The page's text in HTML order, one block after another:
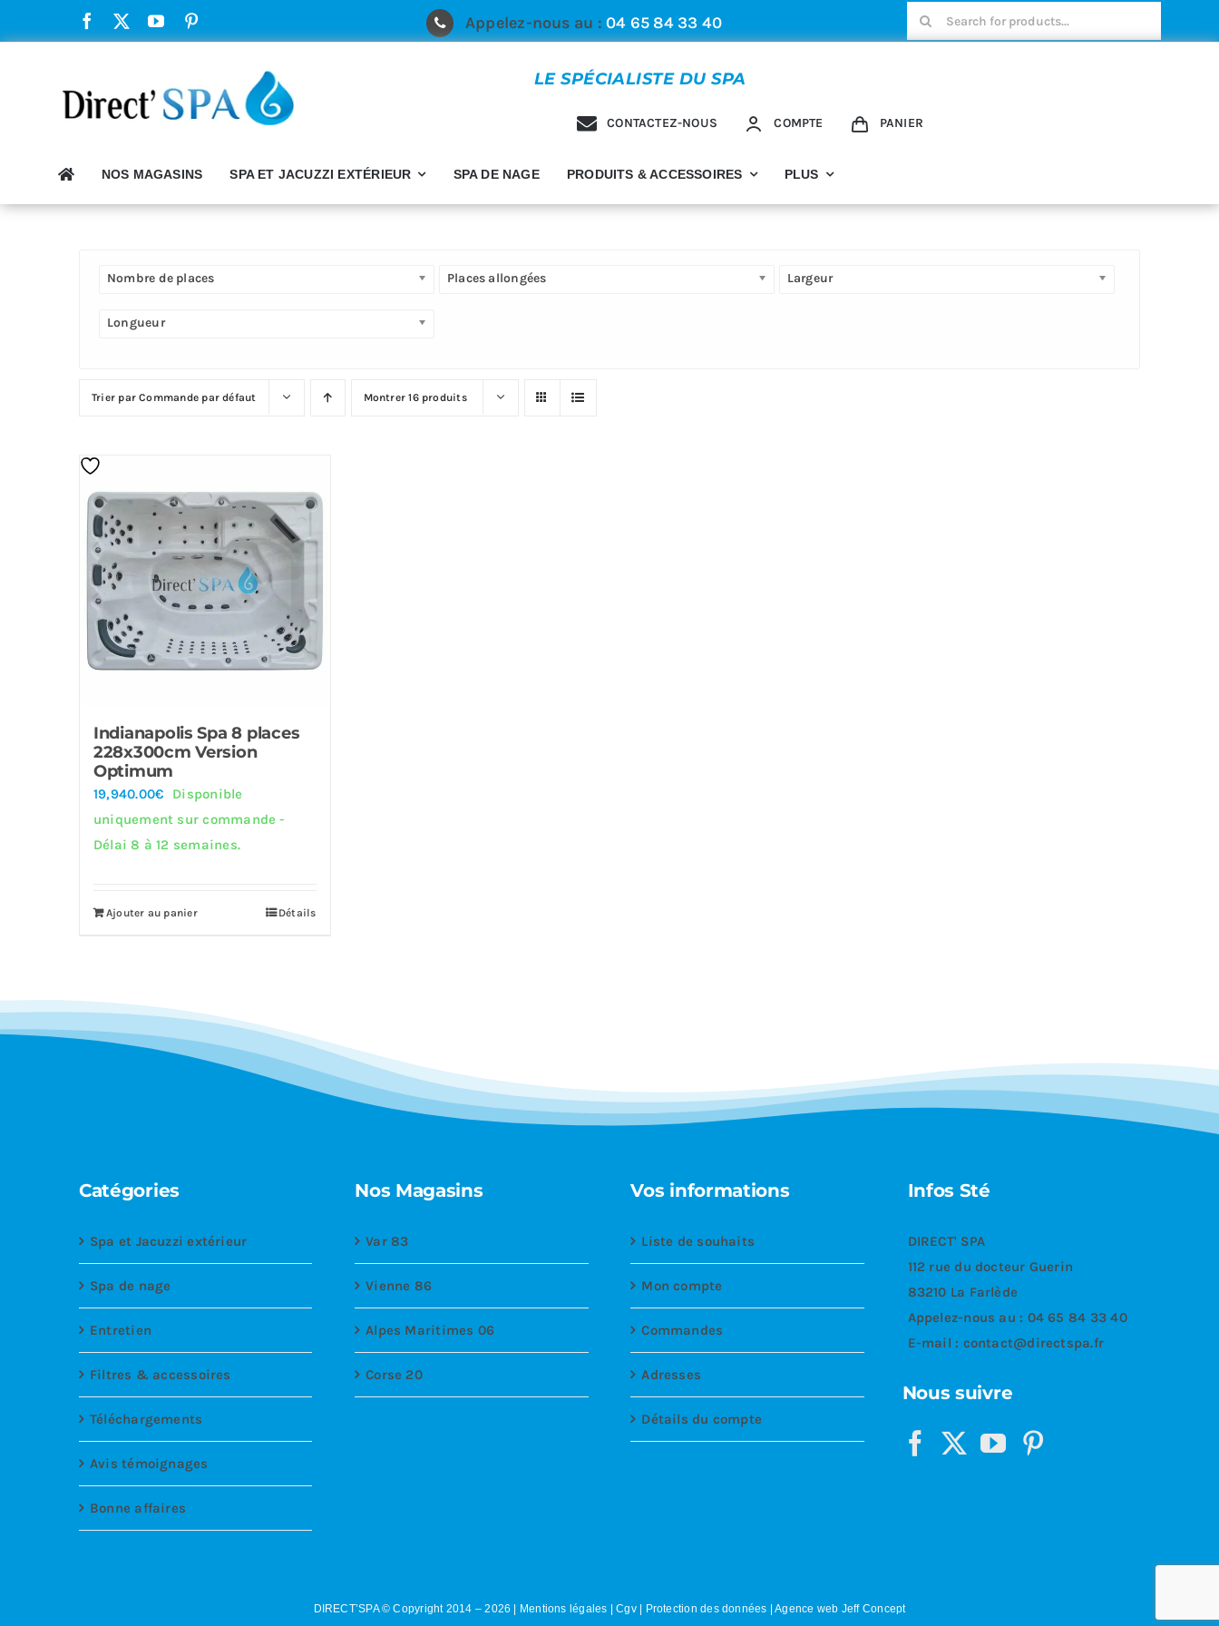
au
Appelez-nous au :04 65 84 33 40 Rechercher:
LE SPÉCIALISTE DU SPA
CONTACTEZ-NOUS COMPTE PANIER
NOS MAGASINS SPA ET JACUZZI EXTÉRIEUR SPA DE NAGE PRODUITS & ACCESSOIRES PLUS
Nombre de places Places allongées Largeur
Longueur
Trier parCommande par défaut Montrer16 produits
Indianapolis Spa 8 places
228x300cm Version
Optimum
19,940.00€
Disponible
uniquement sur commande -
Délai 8 à 12 semaines.
Ajouter au panier Détails
Catégories
Spa et Jacuzzi extérieur
Spa de nage
Entretien
Filtres & accessoires
Téléchargements
Avis témoignages
Bonne affaires
Nos Magasins
Var 83
Vienne 86
Alpes Maritimes 06
Corse 20
Vos informations
Liste de souhaits
Mon compte
Commandes
Adresses
Détails du compte
Infos Sté
DIRECT' SPA
112 rue du docteur Guerin
83210 La Farlède
Appelez-nous au : 04 65 84 33 40
E-mail : contact@directspa.fr
Nous suivre
DIRECT’SPA © Copyright 2014 –2026 | Mentions légales |Cgv| Protection des données |Agence web Jeff Concept